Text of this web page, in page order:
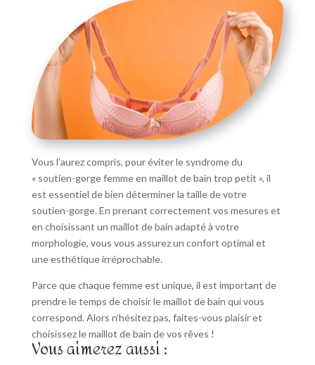
Vous l’aurez compris, pour éviter le syndrome du
« soutien-gorge femme en maillot de bain trop petit », il
est essentiel de bien déterminer la taille de votre
soutien-gorge. En prenant correctement vos mesures et
en choisissant un maillot de bain adapté à votre
morphologie, vous vous assurez un confort optimal et
une esthétique irréprochable.
Parce que chaque femme est unique, il est important de
prendre le temps de choisir le maillot de bain qui vous
correspond. Alors n’hésitez pas, faites-vous plaisir et
choisissez le maillot de bain de vos rêves !
Vous aimerez aussi :